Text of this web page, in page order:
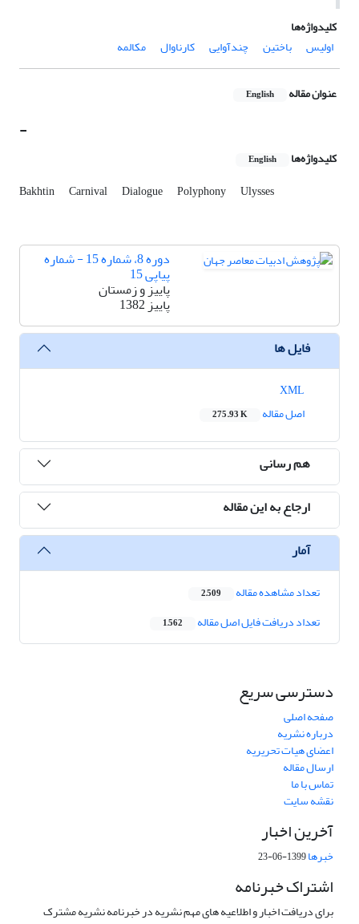
کلیدواژه‌ها
اولیس
باختین چندآوایی کارناوال مکالمه
عنوان مقاله English
-
کلیدواژه‌ها English
Bakhtin Carnival Dialogue Polyphony Ulysses
دوره 8، شماره 15 - شماره
پیاپی 15
پاییز و زمستان
پاییز 1382
فایل ها
اصل مقاله
275.93 K
هم رسانی
ارجاع به این مقاله
آمار
تعداد مشاهده مقاله 2,509
تعداد دریافت فایل اصل مقاله 1,562
دسترسی سریع
صفحه اصلی
درباره نشریه
اعضای هیات تحریریه
ارسال مقاله
تماس با ما
نقشه سایت
آخرین اخبار
خبرها1399-06-23
اشتراک خبرنامه
برای دریافت اخبار و اطلاعیه های مهم نشریه در خبرنامه نشریه مشترک